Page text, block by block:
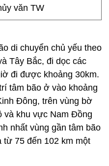
văn TW
di chuyển chủ yếu theo
Tây Bắc, đi dọc các
đi được khoảng 30km.
tâm bão ở vào khoảng
Đông, trên vùng bờ
và khu vực Nam Đồng
nhất vùng gần tâm bão
từ 75 đến 102 km một